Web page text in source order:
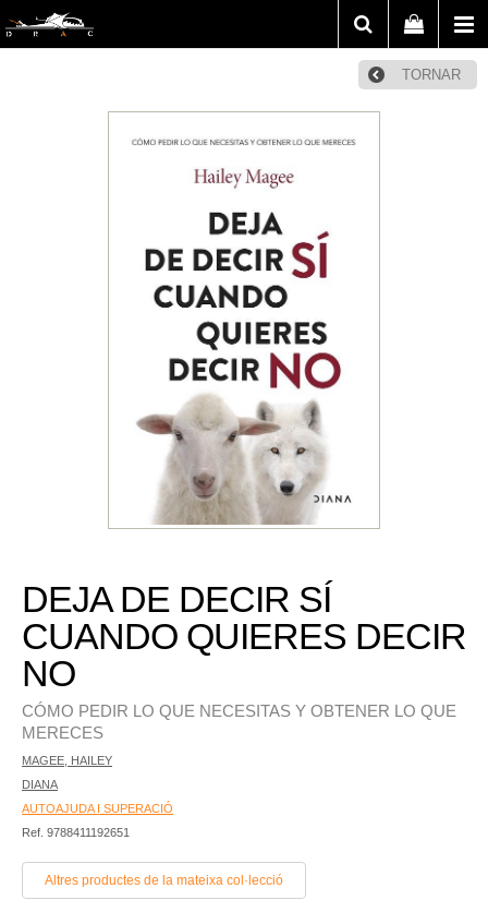
TORNAR
DEJA DE DECIR SÍ
CUANDO QUIERES DECIR
NO
CÓMO PEDIR LO QUE NECESITAS Y OBTENER LO QUE
MERECES
MAGEE, HAILEY
DIANA
AUTOAJUDA I SUPERACIÓ
Ref. 9788411192651
Altres productes de la mateixa col·lecció